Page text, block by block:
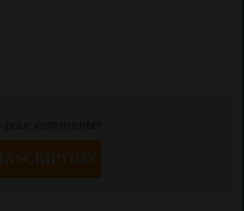
INSCRIPTION